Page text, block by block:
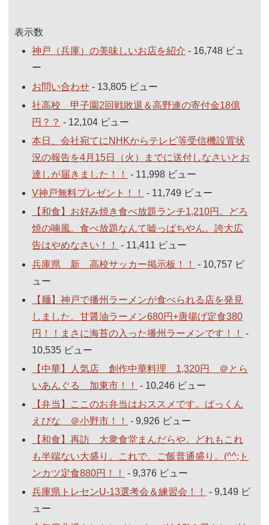
表示数
神戸（兵庫）の美味しいお店を紹介 - 16,748 ビュ
ー
お問い合わせ - 13,805 ビュー
社高校 甲子園2回戦敗退＆高野連の寄付金18億
円？？ - 12,104 ビュー
本日、会社宛てにNHKからテレビ等受信機設置状
況の報告を4月15日（火）までに送付しなさいとお
達しが届きました！！
- 11,998 ビュー
V神戸無料プレゼント！！
- 11,749 ビュー
【和食】お好み焼き食べ放題ランチ1,210円。どろ
焼の喃風。食べ放題なんて嘘っぱちやん。誇大広
告はやめなさい！！
- 11,411 ビュー
兵庫県 新 高校サッカー掲示板！！
- 10,757 ビ
ュー
【麺】神戸で播州ラーメンが食べられる店を発見
しました。甘醤油ラーメン680円+唐揚げ定食380
円！！まさに海苔の入った播州ラーメンです！！
-
10,535 ビュー
【中華】人気店 創作中華料理 1,320円 ＠とら
いあんぐる 加東市！！
- 10,246 ビュー
【弁当】ここのお弁当はおススメです。ぱっくん
えびな ＠小野市！！
- 9,926 ビュー
【和食】再訪 大衆食堂まんだらや。どれもこれ
も半端ない大盛り。これで、ご飯普通盛り。(^^;ト
ンカツ定食880円！！
- 9,376 ビュー
兵庫県トレセンU-13選考会＆練習会！！
- 9,149 ビ
ュー